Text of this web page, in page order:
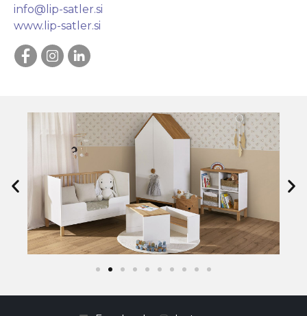
info@lip-satler.si
www.lip-satler.si